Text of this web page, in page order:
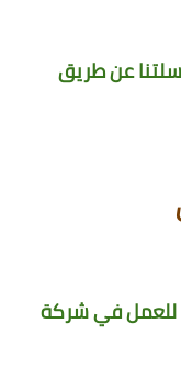
عن طريق
للعمل في شركة